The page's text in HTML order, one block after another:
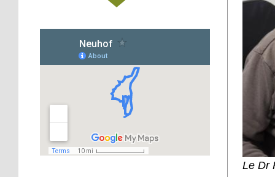
Jouer à Fifa à la
médiathèque
16 octobre 2018
«Chacun me propose un
autofinancement là, ce
qui vous vient !»
16 octobre 2018
Le Dr